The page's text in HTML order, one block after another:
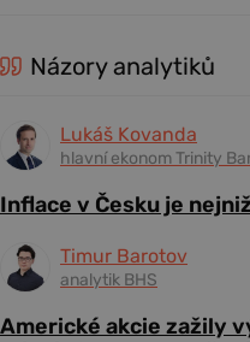
Názory analytiků
Lukáš Kovanda
hlavní ekonom Trinity
Inflace v Česku je
Timur Barotov
analytik BHS
Americké akcie zažily